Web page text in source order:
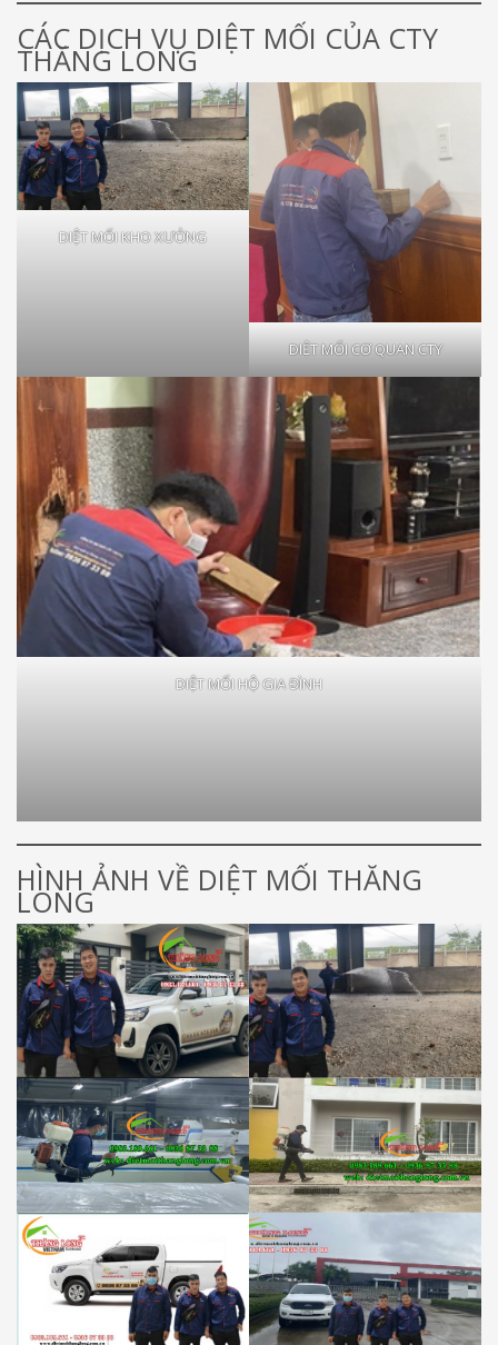
CÁC DỊCH VỤ DIỆT MỐI CỦA CTY
THĂNG LONG
DIỆT MỐI KHO XƯỞNG
DIỆT MỐI CƠ QUAN CTY
DIỆT MỐI HỘ GIA ĐÌNH
HÌNH ẢNH VỀ DIỆT MỐI THĂNG
LONG